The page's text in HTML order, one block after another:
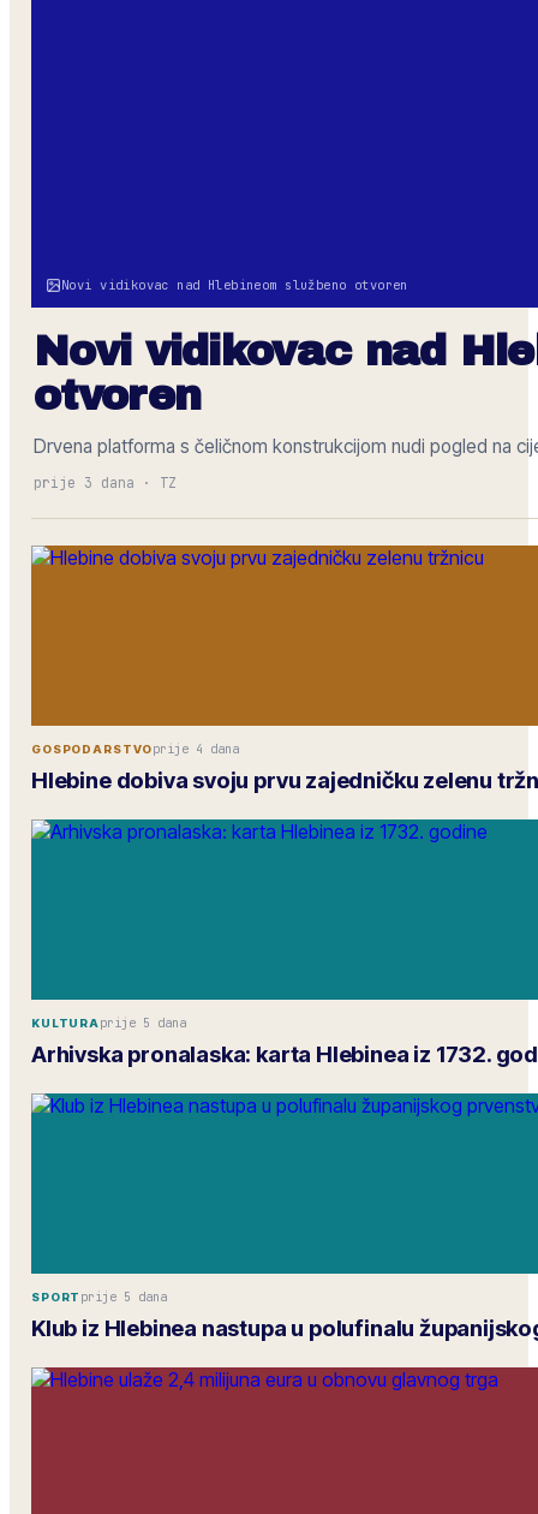
Novi vidikovac nad Hlebineom službeno otvoren
Novi vidikovac nad
otvoren
Drvena platforma s čeličnom konstrukcijom nudi pogled na
prije 3 dana · TZ
GOSPODARSTVOprije 4 dana
Hlebine dobiva svoju prvu zajedničku zelenu
KULTURA prije 5 dana
Arhivska pronalaska: karta Hlebinea iz 1732.
SPORT prije 5 dana
Klub iz Hlebinea nastupa u polufinalu